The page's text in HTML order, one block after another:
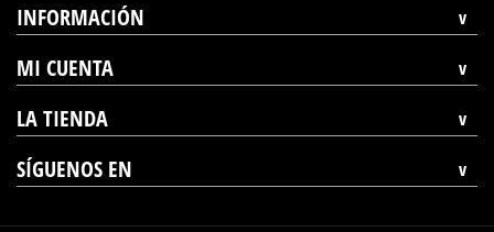
INFORMACIÓN
MI CUENTA
LA TIENDA
SÍGUENOS EN